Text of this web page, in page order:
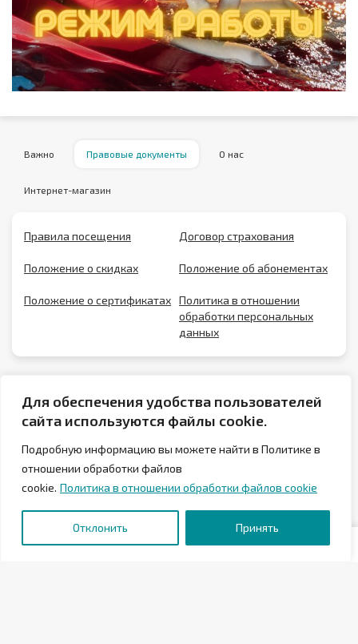
Для обеспечения удобства пользователей
сайта используются файлы cookie.
Подробную информацию вы можете найти в Политике в
отношении обработки файлов
cookie. Политика в отношении обработки файлов cookie
Отклонить Принять
Важно Правовые документы О нас
Интернет-магазин
Правила посещения Договор страхования
Положение о скидках Положение об абонементах
Положение о сертификатах Политика в отношении
обработки персональных
данных
Государственное предприятие «Аква-Минск»